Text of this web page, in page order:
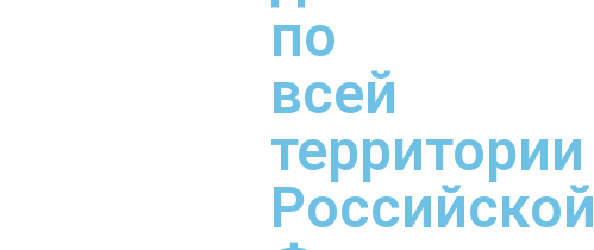
по
всей
территории
Российской